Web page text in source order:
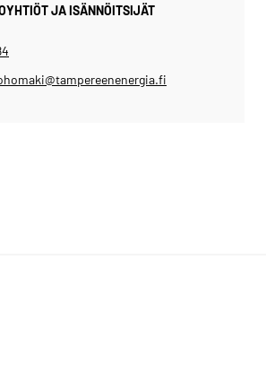
JA ISÄNNÖITSIJÄT